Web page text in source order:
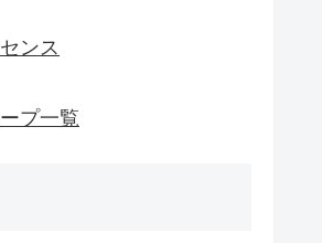
ンス
プ一覧